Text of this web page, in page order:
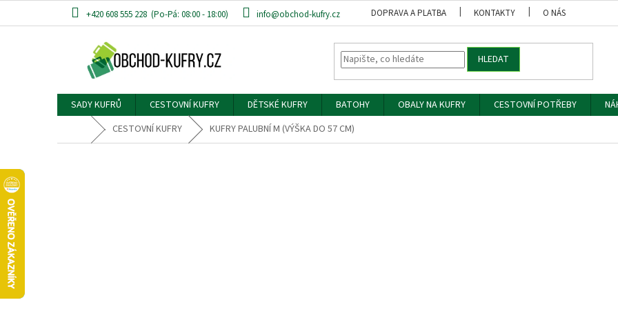
+420 608 555 228 info@obchod-kufry.cz DOPRAVA A PLATBA KONTAKTY O NÁS
HLEDAT
SADY KUFRŮ CESTOVNÍ KUFRY DĚTSKÉ KUFRY BATOHY OBALY NA KUFRY CESTOVNÍ POTŘEBY
Domů CESTOVNÍ KUFRY KUFRY PALUBNÍ M (VÝŠKA DO 57 CM)